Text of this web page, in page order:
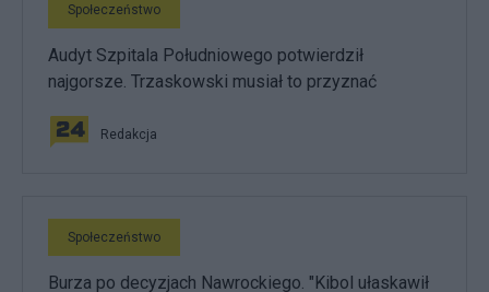
Społeczeństwo
Audyt Szpitala Południowego potwierdził
najgorsze. Trzaskowski musiał to przyznać
Redakcja
Społeczeństwo
Burza po decyzjach Nawrockiego. "Kibol ułaskawił